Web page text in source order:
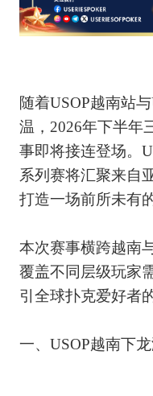
随着USOP越南站
温，2026年下半年
事即将接连登场。
系列赛将汇聚来自
打造一场前所未有
本次赛事横跨越南
覆盖不同层级玩家
引全球扑克爱好者
一、USOP越南下